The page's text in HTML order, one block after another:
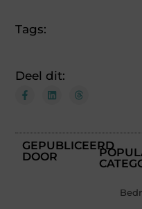
Tags:
Deel dit:
GEPUBLICEERD
DOOR